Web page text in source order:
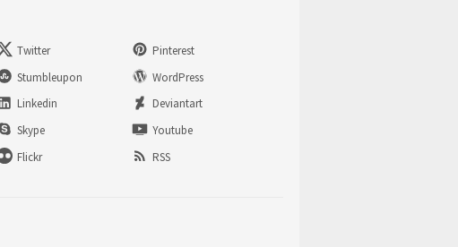
Twitter
Pinterest
Stumbleupon
WordPress
Linkedin
Deviantart
Skype
Youtube
Flickr RSS